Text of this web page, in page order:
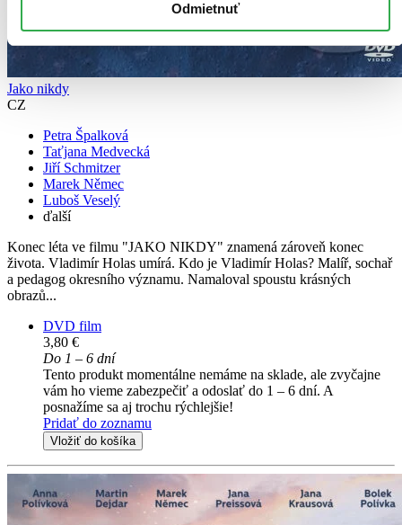
Odmietnuť
Jako nikdy
CZ
Petra Špalková
Taťjana Medvecká
Jiří Schmitzer
Marek Němec
Luboš Veselý
ďalší
Konec léta ve filmu "JAKO NIKDY" znamená zároveň konec
života. Vladimír Holas umírá. Kdo je Vladimír Holas? Malíř, sochař
a pedagog okresního významu. Namaloval spoustu krásných
obrazů...
DVD film
3,80 €
Do 1 – 6 dní
Tento produkt momentálne nemáme na sklade, ale zvyčajne
vám ho vieme zabezpečiť a odoslať do 1 – 6 dní. A
posnažíme sa aj trochu rýchlejšie!
Pridať do zoznamu
Vložiť do košíka